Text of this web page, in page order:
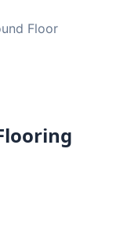
Floor